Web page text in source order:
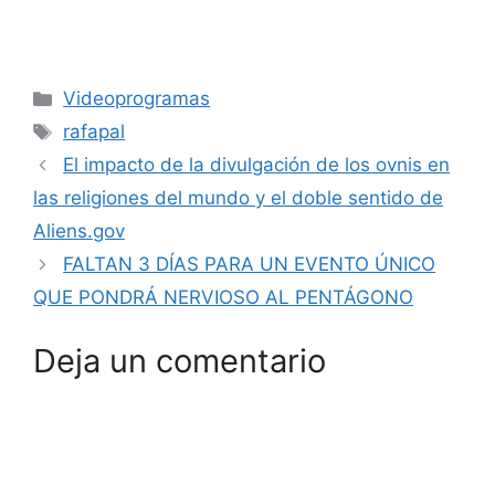
Categorías
Videoprogramas
Etiquetas
rafapal
El impacto de la divulgación de los ovnis en
las religiones del mundo y el doble sentido de
Aliens.gov
FALTAN 3 DÍAS PARA UN EVENTO ÚNICO
QUE PONDRÁ NERVIOSO AL PENTÁGONO
Deja un comentario